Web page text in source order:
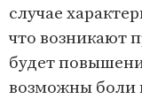
случае
что возникают
будет
возможны боли